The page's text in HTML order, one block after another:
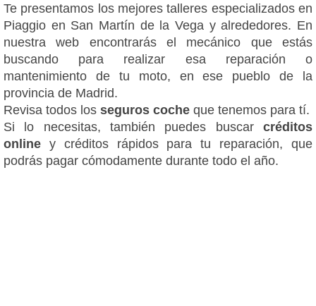
Te presentamos los mejores talleres especializados en
Piaggio en San Martín de la Vega y alrededores. En
nuestra web encontrarás el mecánico que estás
buscando para realizar esa reparación o
mantenimiento de tu moto, en ese pueblo de la
provincia de Madrid.
Revisa todos los seguros coche que tenemos para tí.
Si lo necesitas, también puedes buscar créditos
online y créditos rápidos para tu reparación, que
podrás pagar cómodamente durante todo el año.